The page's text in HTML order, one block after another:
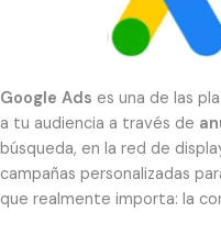
Google Ads es una de las
a tu audiencia a través de
búsqueda, en la red de
campañas personalizadas
que realmente importa: la